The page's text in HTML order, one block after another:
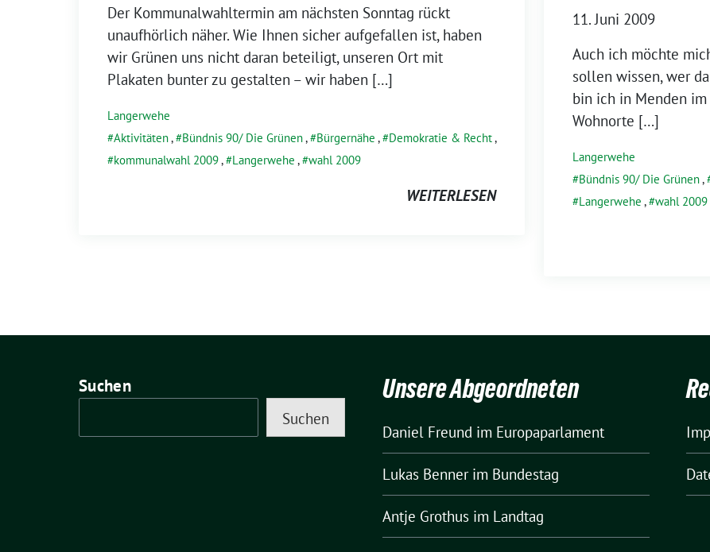
Der Kommunalwahltermin am nächsten Sonntag rückt
unaufhörlich näher. Wie Ihnen sicher aufgefallen ist, haben
wir Grünen uns nicht daran beteiligt, unseren Ort mit
Plakaten bunter zu gestalten – wir haben […]
Langerwehe
Aktivitäten, Bündnis 90/ Die Grünen, Bürgernähe , Demokratie & Recht,
kommunalwahl 2009, Langerwehe , wahl 2009
WEITERLESEN
11. Juni 2009
Auch ich möchte
sollen wissen, wer
bin ich in Menden im
Wohnorte […]
Langerwehe
Bündnis 90/ Die Grünen,
Langerwehe , wahl 2009
Suchen
Suchen
Unsere Abgeordneten
Daniel Freund im Europaparlament
Lukas Bennerim Bundestag
Antje Grothus im Landtag